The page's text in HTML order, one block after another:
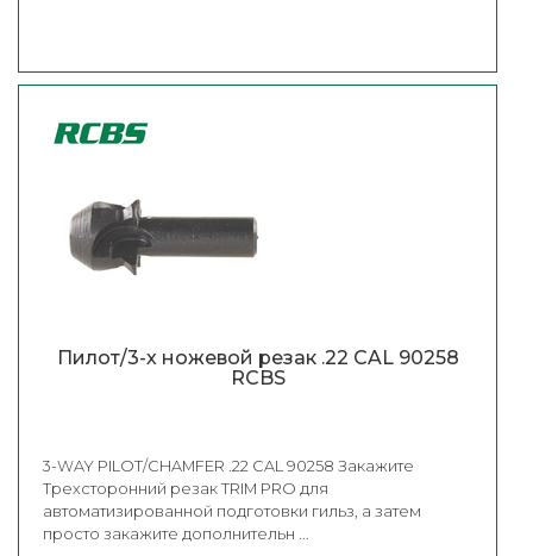
Пилот/3-х ножевой резак .22 CAL 90258
RCBS
3-WAY PILOT/CHAMFER .22 CAL 90258 Закажите
Трехсторонний резак TRIM PRO для
автоматизированной подготовки гильз, а затем
просто закажите дополнительн ...